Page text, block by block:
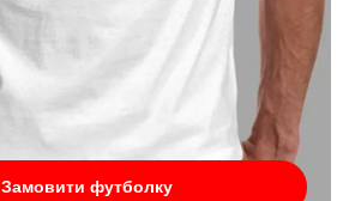
Замовити футболку